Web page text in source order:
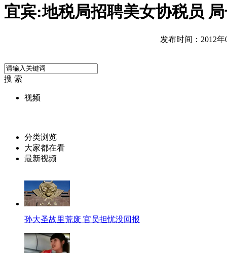
宜宾:地税局招聘美女协税员
发布时间：2012年
搜 索
视频
分类浏览
大家都在看
最新视频
孙大圣故里荒废 官员担忧没回报